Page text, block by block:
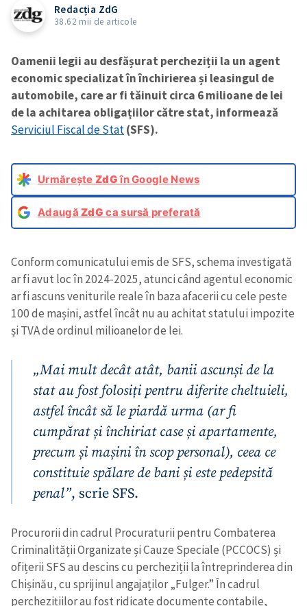
Redacția ZdG
38.62 mii de articole
Oamenii legii au desfășurat percheziții la un agent
economic specializat în închirierea și leasingul de
automobile, care ar fi tăinuit circa 6 milioane de lei
de la achitarea obligațiilor către stat, informează
Serviciul Fiscal de Stat(SFS).
Urmărește ZdGîn Google News
AdaugăZdG ca sursă preferată
Conform comunicatului emis de SFS, schema investigată
ar fi avut loc în 2024-2025, atunci când agentul economic
ar fi ascuns veniturile reale în baza afacerii cu cele peste
100 de mașini, astfel încât nu au achitat statului impozite
și TVA de ordinul milioanelor de lei.
„Mai mult decât atât, banii ascunși de la
stat au fost folosiți pentru diferite cheltuieli,
astfel încât să le piardă urma (ar fi
cumpărat și închiriat case și apartamente,
precum și mașini în scop personal), ceea ce
constituie spălare de bani și este pedepsită
penal”, scrie SFS.
Procurorii din cadrul Procuraturii pentru Combaterea
Criminalității Organizate și Cauze Speciale (PCCOCS) și
ofițerii SFS au descins cu percheziții la întreprinderea din
Chișinău, cu sprijinul angajaților „Fulger.” În cadrul
perchezițiilor au fost ridicate documente contabile,